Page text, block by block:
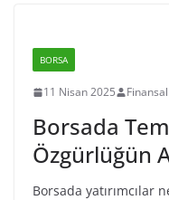
BORSA
11 Nisan 2025
Borsada
Özgürlüğün
Borsada yatırımcılar